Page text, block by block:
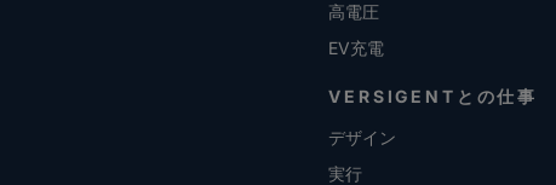
高電圧
EV充電
VERSIGENTとの仕事
デザイン
実行